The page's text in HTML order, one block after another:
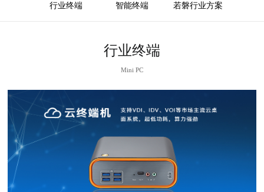
行业终端 智能终端 若磐行业方案
行业终端
Mini PC